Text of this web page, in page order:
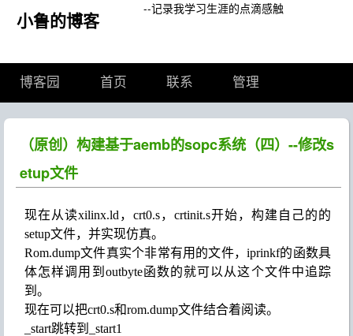
小鲁的博客 --记录我学习生涯的点滴感触
博客园 首页 联系 管理
（原创）构建基于aemb的sopc系统（四）--修改s
etup文件
现在从读xilinx.ld ， crt0.s， crtinit.s开始，构建自己的的
setup文件，并实现仿真。
Rom.dump文件真实个非常有用的文件，iprinkf的函数具
体怎样调用到 outbyte函数的就可以从这个文件中追踪
到。
现在可以把crt0.s和rom.dump文件结合着阅读。
_start跳转到
_start1